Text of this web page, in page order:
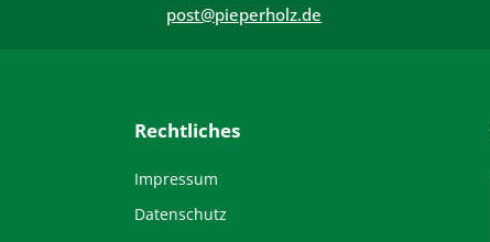
post@pieperholz.de
Rechtliches
Impressum
Datenschutz